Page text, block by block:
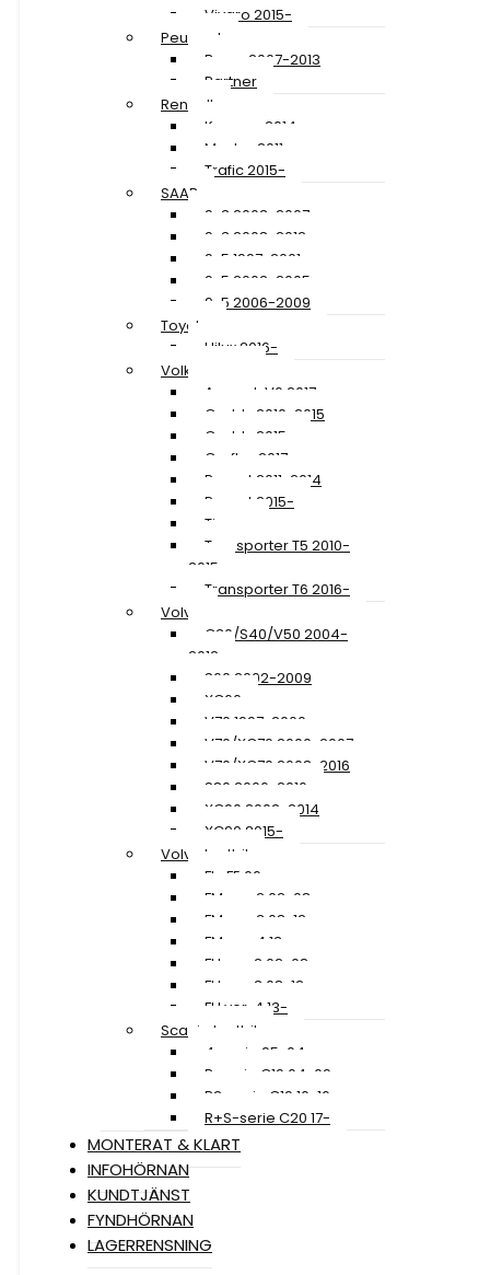
Vivaro 2015-
Peugeot
Boxer 2007-2013
Partner
Renault
Kangoo 2014-
Master 2011-
Trafic 2015-
SAAB
9-3 2003-2007
9-3 2008-2012
9-5 1997-2001
9-5 2002-2005
9-5 2006-2009
Toyota
Hilux 2016-
Volkswagen
Amarok V6 2017-
Caddy 2010-2015
Caddy 2015-
Crafter 2017-
Passat 2011-2014
Passat 2015-
Tiguan
Transporter T5 2010-
2015
Transporter T6 2016-
Volvo
C30/S40/V50 2004-
2012
S60 2002-2009
XC60
V70 1997-2000
V70/XC70 2000-2007
V70/XC70 2008-2016
S80 2006-2016
XC90 2002-2014
XC90 2015-
Volvo Lastbil
FL+FE 06-
FM ver. 2 02-08
FM ver. 3 08-12
FM ver. 4 13-
FH ver. 2 02-08
FH ver. 3 08-12
FH ver. 4 13-
Scania Lastbil
4-serie 95-04
R-serie C19 04-09
R2-serie C19 10-16
R+S-serie C20 17-
MONTERAT & KLART
INFOHÖRNAN
KUNDTJÄNST
FYNDHÖRNAN
LAGERRENSNING